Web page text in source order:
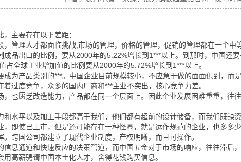
主要存在以下差距：
管理人才都面临挑战;市场的管理，价格的管理，促销的管理都在一个中
成品出口的比例，要从2000年的5.22%增长到1***以上。到那时，中国还
占全球工业增加值的比例要从2000年的5.72%增长到1***以上。
成为产品类别的***。中国企业目前规模较小，不应急于做的面面俱到，
过度竞争，众多的国内厂商和***主业不突出，核心竞争力差。
，也匮乏改造能力，产品都在同一个层面上。因此企业发展困难重重，
水平以及加工手段都高于我们，他们都有超前的设计储备，而我们既缺资
，即使已上市，但是还可能存在一种怪圈，就是运作规范的企业，也多
跨国公司都建立了现代企业制度，产权明晰，而且可操作。
信息通道和快速反应的决策管道，而中国五金对于市场的响应，往往滞
高薪骋请中国本土化人才，舍得花钱购买信息。